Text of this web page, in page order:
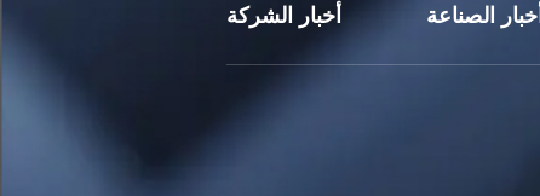
أخبار الشركة الصناعة